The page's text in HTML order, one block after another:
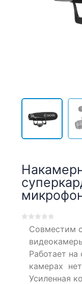
based
customer
Совместим
Работает
камерах
Усиленная